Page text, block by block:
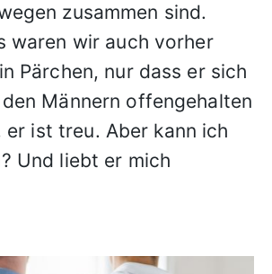
zusammen sind.
waren wir auch vorher
Pärchen, nur dass er sich
Männern offengehalten
er ist treu. Aber kann ich
Und liebt er mich